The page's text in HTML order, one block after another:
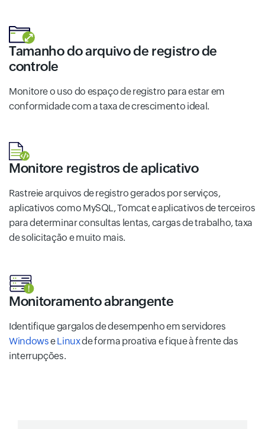
Tamanho do arquivo de registro de
controle
Monitore o uso do espaço de registro para estar em
conformidade com a taxa de crescimento ideal.
Monitore registros de aplicativo
Rastreie arquivos de registro gerados por serviços,
aplicativos como MySQL, Tomcat e aplicativos de terceiros
para determinar consultas lentas, cargas de trabalho, taxa
de solicitação e muito mais.
Monitoramento abrangente
Identifique gargalos de desempenho em servidores
WindowseLinuxde forma proativa e fique à frente das
interrupções.